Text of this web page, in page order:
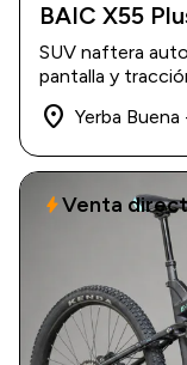
2026 0 km
USD
BAIC X55
SUV naftera
pantalla y
place Yerba
boltVenta